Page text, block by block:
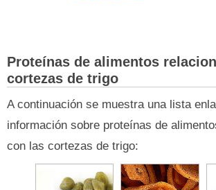
Proteínas de alimentos
cortezas de trigo
A continuación se muestra una lista
información sobre proteínas de
con las cortezas de trigo: